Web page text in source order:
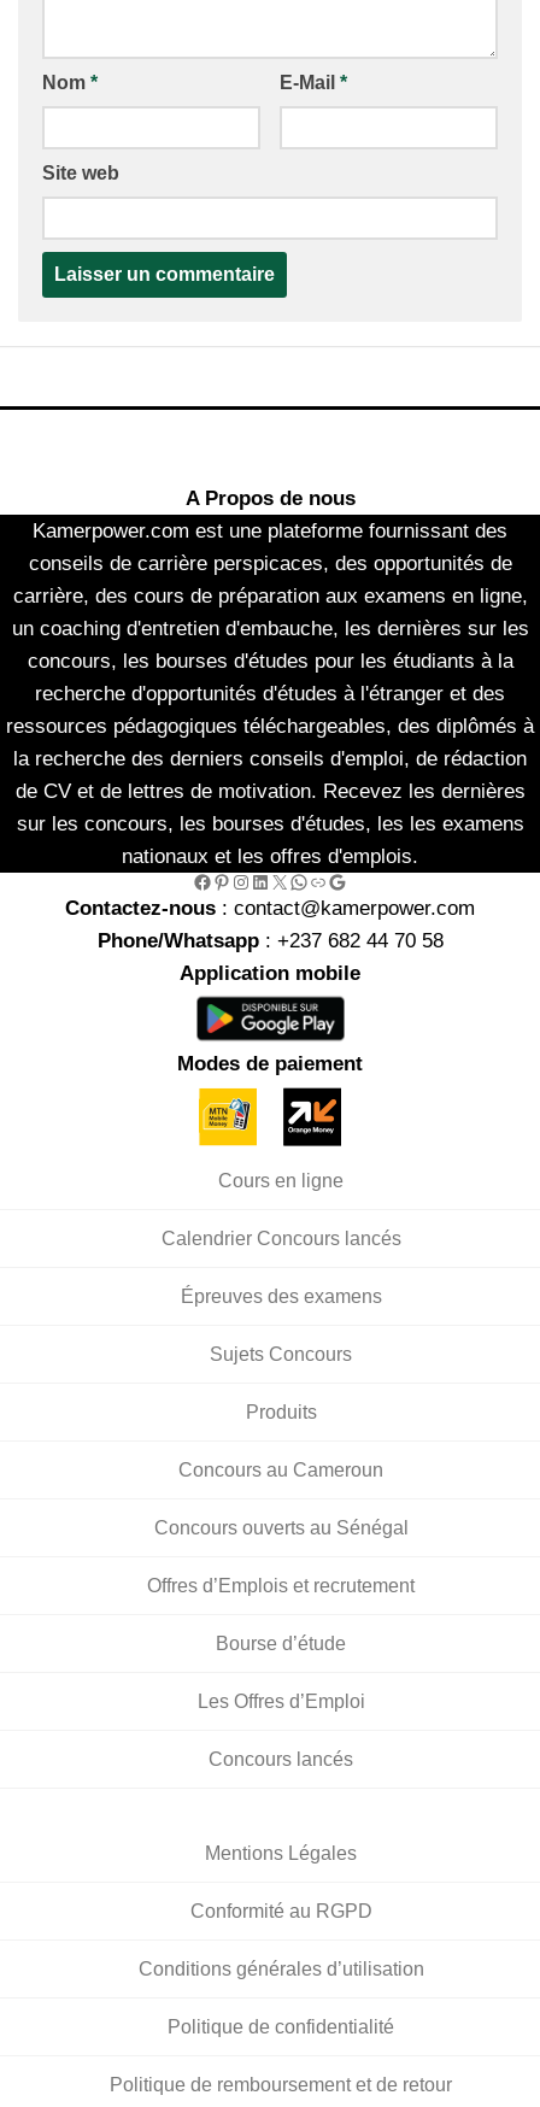
Nom * E-Mail *
Site web
A Propos de nous
Kamerpower.com est une plateforme fournissant des
conseils de carrière perspicaces, des opportunités de
carrière, des cours de préparation aux examens en ligne,
un coaching d'entretien d'embauche, les dernières sur les
concours, les bourses d'études pour les étudiants à la
recherche d'opportunités d'études à l'étranger et des
ressources pédagogiques téléchargeables, des diplômés à
la recherche des derniers conseils d'emploi, de rédaction
de CV et de lettres de motivation. Recevez les dernières
sur les concours, les bourses d'études, les les examens
nationaux et les offres d'emplois.
Facebook Pinterest Instagram LinkedIn X WhatsApp Link Google
Contactez-nous : contact@kamerpower.com
Phone/Whatsapp: +237 682 44 70 58
Application mobile
Modes de paiement
Cours en ligne
Calendrier Concours lancés
Épreuves des examens
Sujets Concours
Produits
Concours au Cameroun
Concours ouverts au Sénégal
Offres d’Emplois et recrutement
Bourse d’étude
Les Offres d’Emploi
Concours lancés
Mentions Légales
Conformité au RGPD
Conditions générales d’utilisation
Politique de confidentialité
Politique de remboursement et de retour